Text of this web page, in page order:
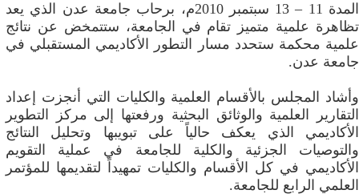
المدة 11 – 13 سبتمبر 2010م، برحاب جامعة عدن الذي يعد
تظاهرة علمية متميز تقام في الجامعة، ستتمخض عن نتائج
علمية محكمة ستحدد مسار التطور الأكاديمي المستقبلي في
جامعة عدن.
وأشاد المجلس بالأقسام العلمية والكليات التي أنجزت إعداد
التقارير العلمية والوثائق البحثية ورفعتها إلى مركز التطوير
الأكاديمي الذي يعكف حالياً على تبويبها وتحليل النتائج
والتوصيات الجزئية والكلية للجامعة في عملية التقويم
الأكاديمي في كل الأقسام والكليات تمهيداً لتقديمها للمؤتمر
العلمي الرابع للجامعة.